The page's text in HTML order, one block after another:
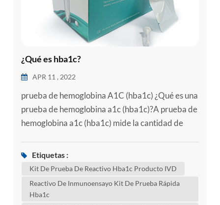
¿Qué es hba1c?
APR 11 , 2022
prueba de hemoglobina A1C (hba1c) ¿Qué es una
prueba de hemoglobina a1c (hba1c)?A prueba de
hemoglobina a1c (hba1c) mide la cantidad de
hemoglobina. la hemoglobina es la parte de los
glóbulos rojos que transporta el oxígeno desde los
hba1c muestra cuál es la cantidad promedio de
Etiquetas :
Kit De Prueba De Reactivo Hba1c Producto IVD
Reactivo De Inmunoensayo Kit De Prueba Rápida
Hba1c